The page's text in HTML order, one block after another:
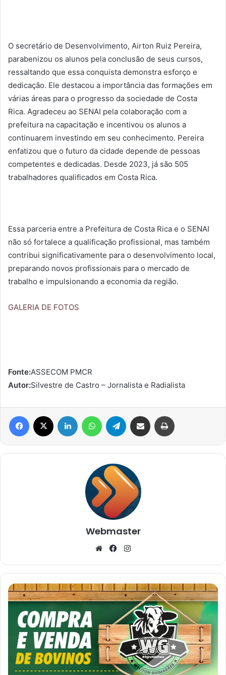
O secretário de Desenvolvimento, Airton Ruiz Pereira,
parabenizou os alunos pela conclusão de seus cursos,
ressaltando que essa conquista demonstra esforço e
dedicação. Ele destacou a importância das formações em
várias áreas para o progresso da sociedade de Costa
Rica. Agradeceu ao SENAI pela colaboração com a
prefeitura na capacitação e incentivou os alunos a
continuarem investindo em seu conhecimento. Pereira
enfatizou que o futuro da cidade depende de pessoas
competentes e dedicadas. Desde 2023, já são 505
trabalhadores qualificados em Costa Rica.
Essa parceria entre a Prefeitura de Costa Rica e o SENAI
não só fortalece a qualificação profissional, mas também
contribui significativamente para o desenvolvimento local,
preparando novos profissionais para o mercado de
trabalho e impulsionando a economia da região.
GALERIA DE FOTOS
Fonte:ASSECOM PMCR
Autor:Silvestre de Castro – Jornalista e Radialista
Facebook Linkedin WhatsAppTelegram Compartilhar via e-mail
Webmaster
WebsiteFacebook